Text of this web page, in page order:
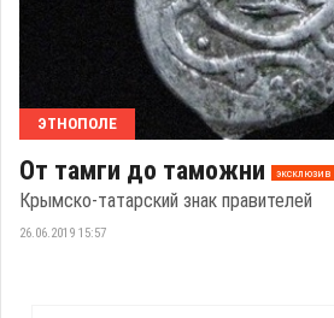
ЭТНОПОЛЕ
От тамги до таможни эксклюзив
Крымско-татарский знак правителей
26.06.2019 15:57